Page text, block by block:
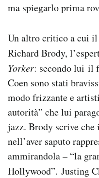
ma spiegarlo prima
Un altro critico a cui
Richard Brody,
Yorker: secondo lui il
Coen sono stati
modo frizzante e
autorità” che lui
jazz. Brody scrive
nell’aver saputo
ammirandola – “la
Hollywood”. Justing